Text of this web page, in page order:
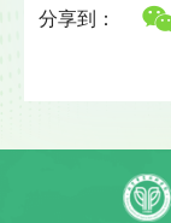
分享到：